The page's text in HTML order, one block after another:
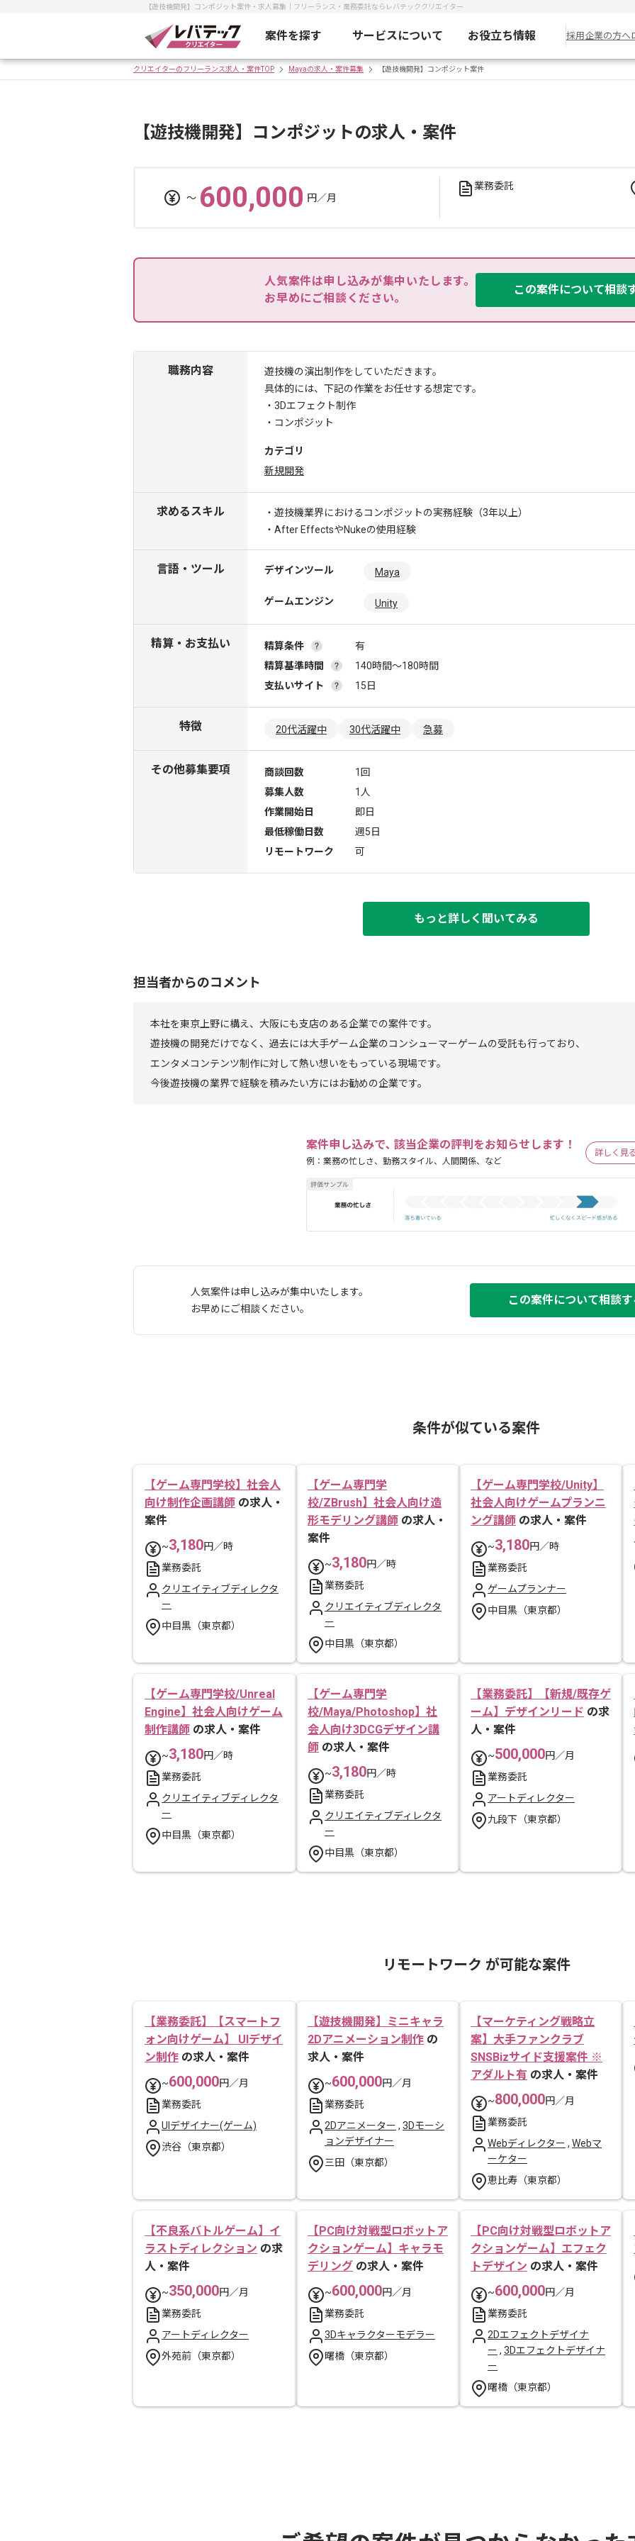
【遊技機開発】コンポジット案件・求人募集｜フリーランス・業務委託ならレバテッククリエイター
案件を探す サービスについて お役立ち情報 採用企業の方へ
クリエイターのフリーランス求人・案件TOP Mayaの求人・案件募集 【遊技機開発】コンポジット案件
【遊技機開発】コンポジットの求人・案件
〜 600,000 円／月
業務委託
人気案件は申し込みが集中いたします。
お早めにご相談ください。
この案件について相談
職務内容
遊技機の演出制作をしていただきます。
具体的には、下記の作業をお任せする想定です。
・3Dエフェクト制作
・コンポジット
カテゴリ
新規開発
求めるスキル
・遊技機業界におけるコンポジットの実務経験（3年以上）
・After EffectsやNukeの使用経験
言語・ツール デザインツール Maya
ゲームエンジン Unity
精算・お支払い 精算条件
有
精算基準時間
140時間〜180時間
支払いサイト
15日
特徴 20代活躍中 30代活躍中 急募
その他募集要項 商談回数
1回
募集人数
1人
作業開始日
即日
最低稼働日数
週5日
リモートワーク
可
もっと詳しく聞いてみる
担当者からのコメント
本社を東京上野に構え、大阪にも支店のある企業での案件です。
遊技機の開発だけでなく、過去には大手ゲーム企業のコンシューマーゲームの受託も行っており、
エンタメコンテンツ制作に対して熱い想いをもっている現場です。
今後遊技機の業界で経験を積みたい方にはお勧めの企業です。
案件申し込みで､ 該当企業の評判をお知らせします！
例：業務の忙しさ、勤務スタイル、人間関係、など
詳しく見
人気案件は申し込みが集中いたします。
お早めにご相談ください。
この案件について相談
条件が似ている案件
【ゲーム専門学校】社会人
向け制作企画講師 の求人・
案件
~3,180円／時
業務委託
クリエイティブディレクタ
ー
中目黒（東京都）
【ゲーム専門学
校/ZBrush】社会人向け造
形モデリング講師 の求人・
案件
~3,180円／時
業務委託
クリエイティブディレクタ
ー
中目黒（東京都）
【ゲーム専門学校/Unity】
社会人向けゲームプランニ
ング講師 の求人・案件
~3,180円／時
業務委託
ゲームプランナー
中目黒（東京都）
【ゲーム専門学校/Unreal
Engine】社会人向けゲーム
制作講師 の求人・案件
~3,180円／時
業務委託
クリエイティブディレクタ
ー
中目黒（東京都）
【ゲーム専門学
校/Maya/Photoshop】社
会人向け3DCGデザイン講
師 の求人・案件
~3,180円／時
業務委託
クリエイティブディレクタ
ー
中目黒（東京都）
【業務委託】【新規/既存ゲ
ーム】デザインリード の求
人・案件
~500,000円／月
業務委託
アートディレクター
九段下（東京都）
リモートワーク が可能な案件
【業務委託】【スマートフ
ォン向けゲーム】 UIデザイ
ン制作 の求人・案件
~600,000円／月
業務委託
UIデザイナー(ゲーム)
渋谷（東京都）
【遊技機開発】ミニキャラ
2Dアニメーション制作 の
求人・案件
~600,000円／月
業務委託
2Dアニメーター , 3Dモーシ
ョンデザイナー
三田（東京都）
【マーケティング戦略立
案】大手ファンクラブ
SNSBizサイド支援案件 ※
アダルト有 の求人・案件
~800,000円／月
業務委託
Webディレクター , Webマ
ーケター
恵比寿（東京都）
【不良系バトルゲーム】イ
ラストディレクション の求
人・案件
~350,000円／月
業務委託
アートディレクター
外苑前（東京都）
【PC向け対戦型ロボットア
クションゲーム】キャラモ
デリング の求人・案件
~600,000円／月
業務委託
3Dキャラクターモデラー
曙橋（東京都）
【PC向け対戦型ロボットア
クションゲーム】エフェク
トデザイン の求人・案件
~600,000円／月
業務委託
2Dエフェクトデザイナ
ー , 3Dエフェクトデザイナ
ー
曙橋（東京都）